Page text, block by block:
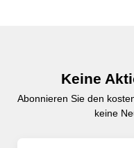
Keine
Abonnieren Sie den
keine